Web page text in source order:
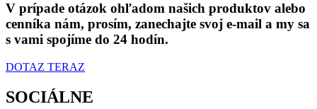
V prípade otázok ohľadom našich produktov alebo
cenníka nám, prosím, zanechajte svoj e-mail a my sa
s vami spojíme do 24 hodín.
DOTAZ TERAZ
SOCIÁLNE